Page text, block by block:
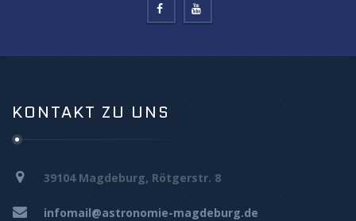
KONTAKT ZU UNS
39104 Magdeburg, Rötgerstr. 8
infomail@astronomie-magdeburg.de